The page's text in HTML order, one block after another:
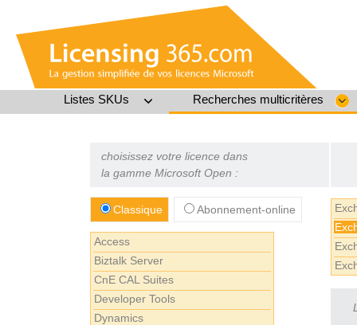
Listes SKUs Recherches multicritères
choisissez votre licence dans
la gamme Microsoft Open :
Classique Abonnement-online
Access
Biztalk Server
CnE CAL Suites
Developer Tools
Dynamics